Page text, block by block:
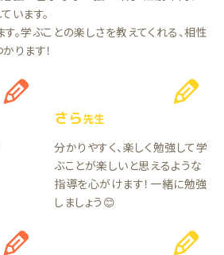
います。
。学ぶことの楽しさを教えてくれる、相性
ります！
さら先生
分かりやすく、楽しく勉強して学
ぶことが楽しいと思えるような
指導を心がけます！一緒に勉強
しましょう😊